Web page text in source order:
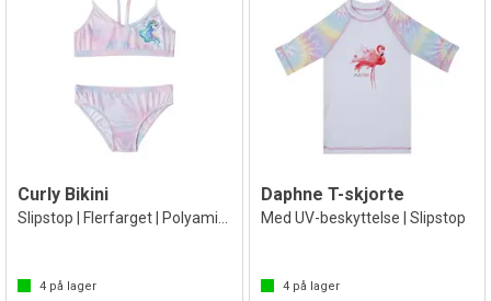
Curly Bikini
4 på lager
Daphne T-skjorte
Med UV-beskyttelse | Slipstop
4på lager